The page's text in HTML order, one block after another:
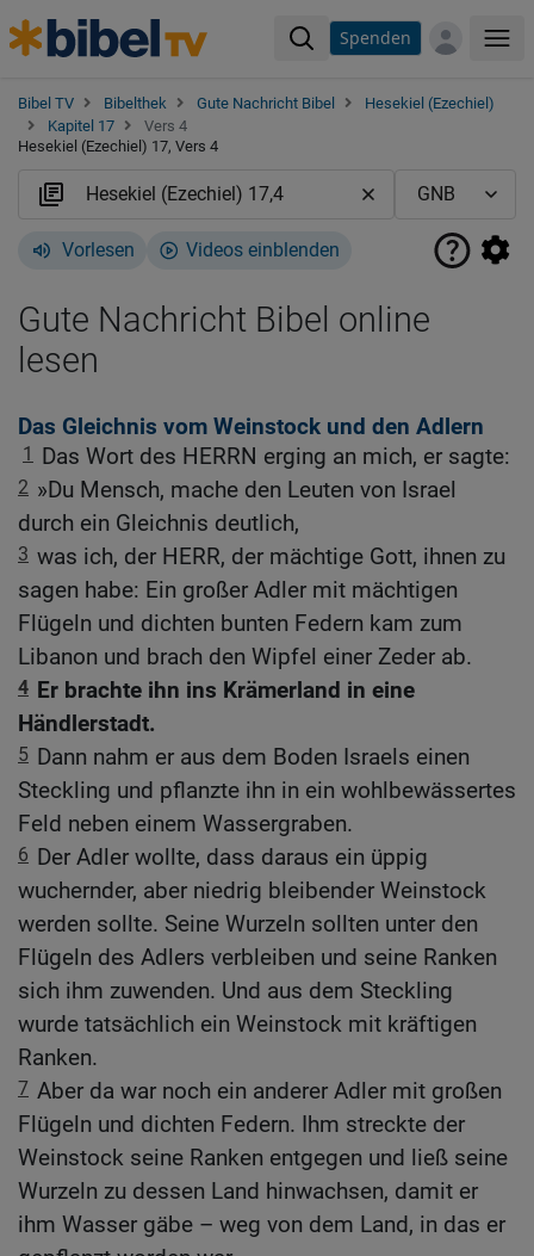
Spenden
Bibel TV Bibelthek Gute Nachricht Bibel
Hesekiel (Ezechiel)
Kapitel 17
Vers 4
Hesekiel (Ezechiel) 17, Vers 4
Vorlesen Videos einblenden
Gute Nachricht Bibel online
lesen
Das Gleichnis vom Weinstock und den Adlern
1 Das Wort des HERRN erging an mich, er sagte:
2 »Du Mensch, mache den Leuten von Israel
durch ein Gleichnis deutlich,
3 was ich, der HERR, der mächtige Gott, ihnen zu
sagen habe: Ein großer Adler mit mächtigen
Flügeln und dichten bunten Federn kam zum
Libanon und brach den Wipfel einer Zeder ab.
4 Er brachte ihn ins Krämerland in eine
Händlerstadt.
5 Dann nahm er aus dem Boden Israels einen
Steckling und pflanzte ihn in ein wohlbewässertes
Feld neben einem Wassergraben.
6 Der Adler wollte, dass daraus ein üppig
wuchernder, aber niedrig bleibender Weinstock
werden sollte. Seine Wurzeln sollten unter den
Flügeln des Adlers verbleiben und seine Ranken
sich ihm zuwenden. Und aus dem Steckling
wurde tatsächlich ein Weinstock mit kräftigen
Ranken.
7 Aber da war noch ein anderer Adler mit großen
Flügeln und dichten Federn. Ihm streckte der
Weinstock seine Ranken entgegen und ließ seine
Wurzeln zu dessen Land hinwachsen, damit er
ihm Wasser gäbe – weg von dem Land, in das er